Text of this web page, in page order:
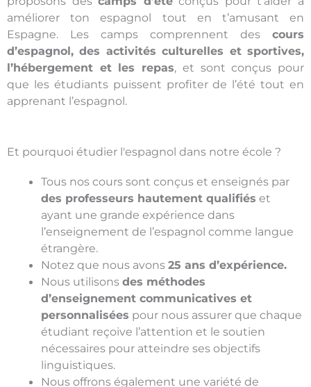
améliorer ton espagnol tout en t’amusant en
Espagne. Les camps comprennent des cours
d’espagnol, des activités culturelles et sportives,
l’hébergement et les repas, et sont conçus pour
que les étudiants puissent profiter de l’été tout en
apprenant l’espagnol.
Et pourquoi étudier l'espagnol dans notre école ?
Tous nos cours sont conçus et enseignés par
des professeurs hautement qualifiés et
ayant une grande expérience dans
l’enseignement de l’espagnol comme langue
étrangère.
Notez que nous avons25 ans d’expérience.
Nous utilisonsdes méthodes
d’enseignement communicatives et
personnalisées pour nous assurer que chaque
étudiant reçoive l’attention et le soutien
nécessaires pour atteindre ses objectifs
linguistiques.
Nous offrons également une variété de